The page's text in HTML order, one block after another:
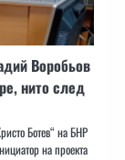
Воробьов
нито след
Ботев“ на БНР
на проекта